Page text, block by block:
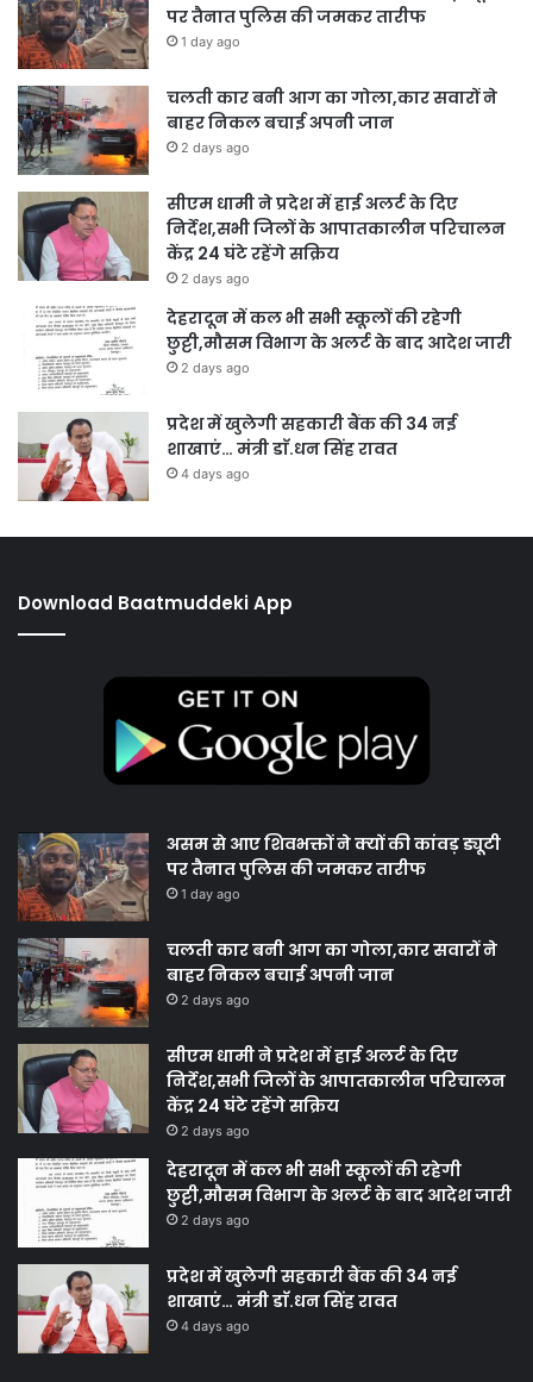
पर तैनात पुलिस की जमकर तारीफ
1 day ago
चलती कार बनी आग का गोला,कार सवारों ने
बाहर निकल बचाई अपनी जान
2 days ago
सीएम धामी ने प्रदेश में हाई अलर्ट के दिए
निर्देश,सभी जिलों के आपातकालीन परिचालन
केंद्र 24 घंटे रहेंगे सक्रिय
2 days ago
देहरादून में कल भी सभी स्कूलों की रहेगी
छुट्टी,मौसम विभाग के अलर्ट के बाद आदेश जारी
2 days ago
प्रदेश में खुलेगी सहकारी बैंक की 34 नई
शाखाएं… मंत्री डाॅ.धन सिंह रावत
4 days ago
Download Baatmuddeki App
असम से आए शिवभक्तों ने क्यों की कांवड़ ड्यूटी
पर तैनात पुलिस की जमकर तारीफ
1 day ago
चलती कार बनी आग का गोला,कार सवारों ने
बाहर निकल बचाई अपनी जान
2 days ago
सीएम धामी ने प्रदेश में हाई अलर्ट के दिए
निर्देश,सभी जिलों के आपातकालीन परिचालन
केंद्र 24 घंटे रहेंगे सक्रिय
2 days ago
देहरादून में कल भी सभी स्कूलों की रहेगी
छुट्टी,मौसम विभाग के अलर्ट के बाद आदेश जारी
2 days ago
प्रदेश में खुलेगी सहकारी बैंक की 34 नई
शाखाएं… मंत्री डाॅ.धन सिंह रावत
4 days ago